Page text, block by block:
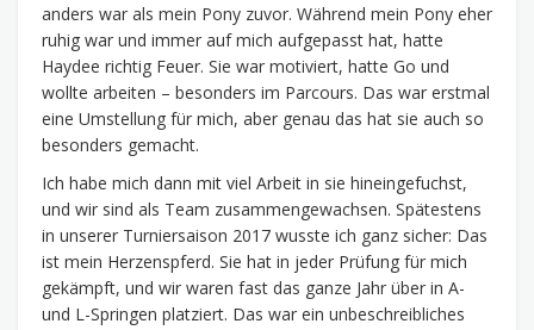
anders war als mein Pony zuvor. Während mein Pony eher
ruhig war und immer auf mich aufgepasst hat, hatte
Haydee richtig Feuer. Sie war motiviert, hatte Go und
wollte arbeiten – besonders im Parcours. Das war erstmal
eine Umstellung für mich, aber genau das hat sie auch so
besonders gemacht.
Ich habe mich dann mit viel Arbeit in sie hineingefuchst,
und wir sind als Team zusammengewachsen. Spätestens
in unserer Turniersaison 2017 wusste ich ganz sicher: Das
ist mein Herzenspferd. Sie hat in jeder Prüfung für mich
gekämpft, und wir waren fast das ganze Jahr über in A-
und L-Springen platziert. Das war ein unbeschreibliches